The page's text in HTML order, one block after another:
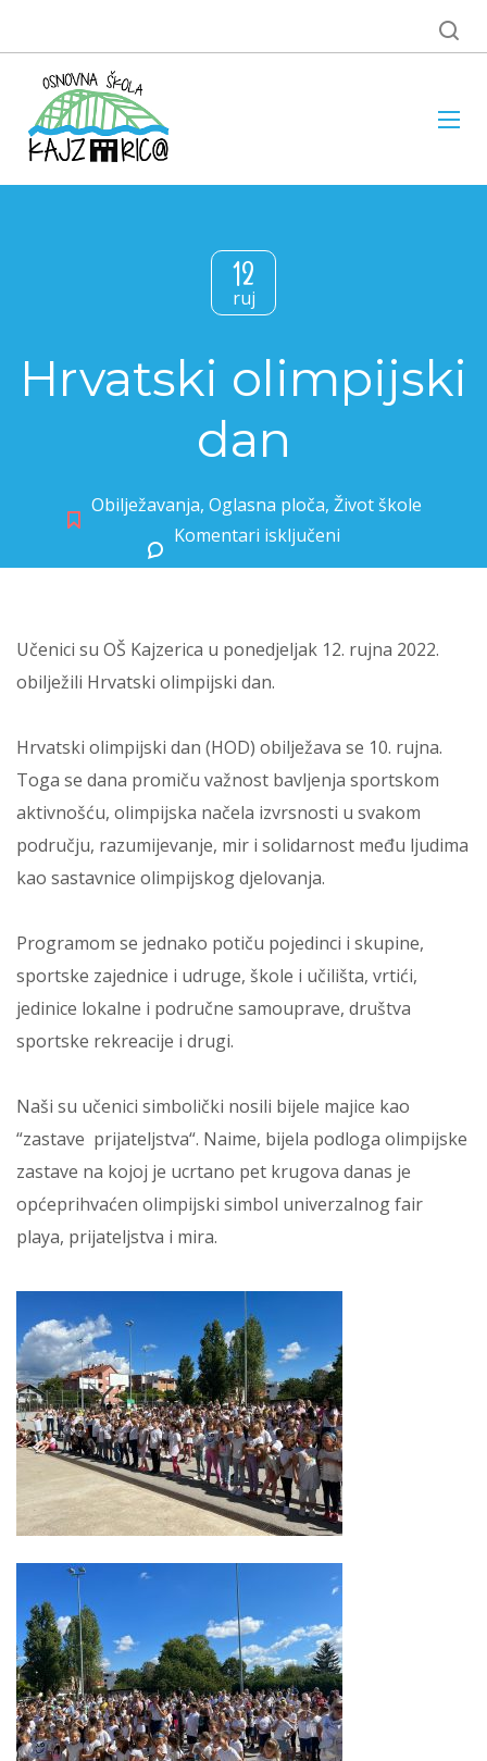
12
ruj
Hrvatski olimpijski
dan
Obilježavanja, Oglasna ploča, Život škole
Komentari isključeni
Učenici su OŠ Kajzerica u ponedjeljak 12. rujna 2022.
obilježili Hrvatski olimpijski dan.
Hrvatski olimpijski dan (HOD) obilježava se 10. rujna.
Toga se dana promiču važnost bavljenja sportskom
aktivnošću, olimpijska načela izvrsnosti u svakom
području, razumijevanje, mir i solidarnost među ljudima
kao sastavnice olimpijskog djelovanja.
Programom se jednako potiču pojedinci i skupine,
sportske zajednice i udruge, škole i učilišta, vrtići,
jedinice lokalne i područne samouprave, društva
sportske rekreacije i drugi.
Naši su učenici simbolički nosili bijele majice kao
“zastave prijateljstva“. Naime, bijela podloga olimpijske
zastave na kojoj je ucrtano pet krugova danas je
općeprihvaćen olimpijski simbol univerzalnog fair
playa, prijateljstva i mira.